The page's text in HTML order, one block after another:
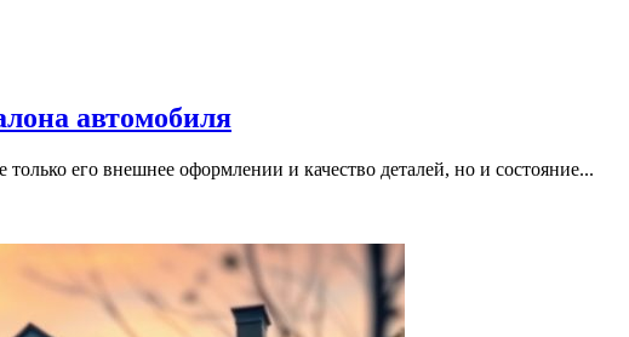
автомобиля
его внешнее оформлении и качество деталей, но и состояние...